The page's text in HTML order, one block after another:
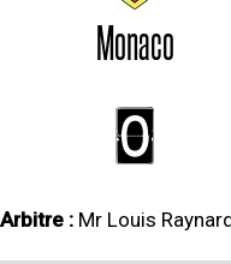
Monaco
0
Arbitre : Mr Louis